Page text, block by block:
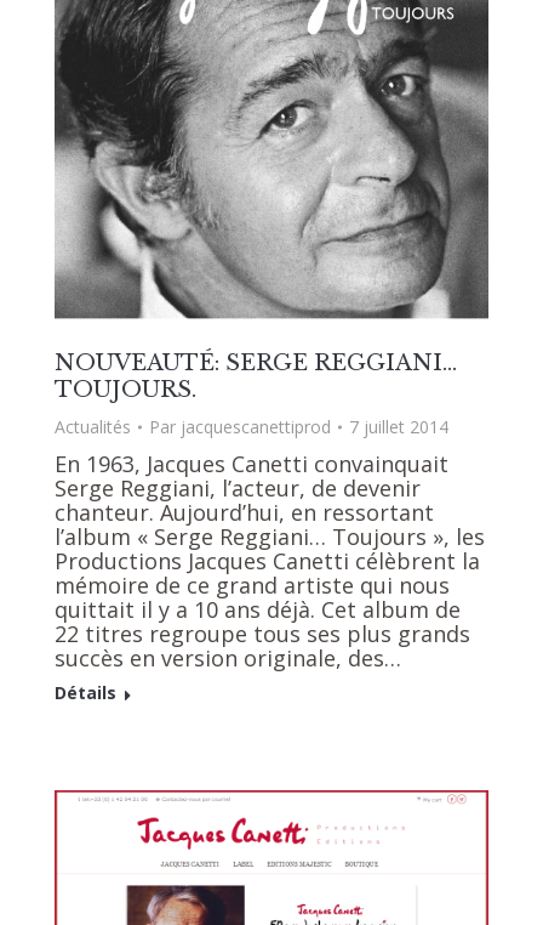
NOUVEAUTÉ: SERGE REGGIANI…
TOUJOURS.
Actualités Par jacquescanettiprod 7 juillet 2014
En 1963, Jacques Canetti convainquait
Serge Reggiani, l’acteur, de devenir
chanteur. Aujourd’hui, en ressortant
l’album « Serge Reggiani… Toujours », les
Productions Jacques Canetti célèbrent la
mémoire de ce grand artiste qui nous
quittait il y a 10 ans déjà. Cet album de
22 titres regroupe tous ses plus grands
succès en version originale, des…
Détails